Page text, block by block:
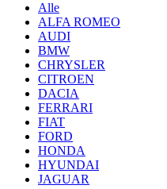
Alle
ALFA ROMEO
AUDI
BMW
CHRYSLER
CITROEN
DACIA
FERRARI
FIAT
FORD
HONDA
HYUNDAI
JAGUAR